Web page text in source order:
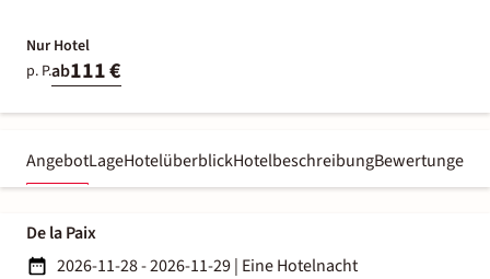
Nur Hotel
p. P.ab111 €
AngebotLageHotelüberblickHotelbeschreibungBewertungen
De la Paix
2026-11-28 - 2026-11-29| Eine Hotelnacht